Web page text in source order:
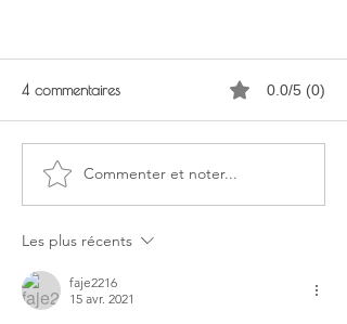
4 commentaires 0.0/5 (0)
Commenter et noter...
Les plus récents
faje2216
15 avr. 2021